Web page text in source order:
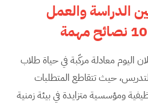
الدراسة والعمل
اليوم معادلة مركّبة في حياة طلاب
حيث تتقاطع المتطلبات
ومؤسسية متزايدة في بيئة زمنية